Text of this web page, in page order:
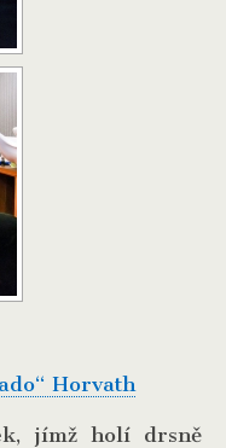
Horvath
jímž holí drsně